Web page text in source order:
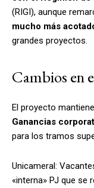
(RIGI), aunque
mucho más
grandes proyectos.
Cambios en
El proyecto
Ganancias
para los tramos
Unicameral:
«interna» PJ que se